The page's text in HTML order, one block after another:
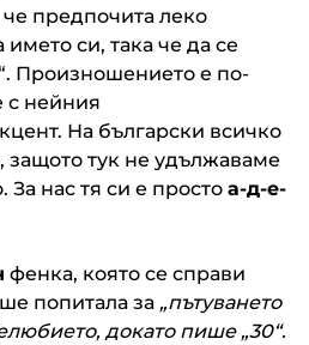
предпочита леко
си, така че да се
Произношението е по-
с нейния
На български всичко
защото тук не удължаваме
нас тя си е просто а-д-е-
фенка, която се справи
попитала за „пътуването
докато пише „30“.